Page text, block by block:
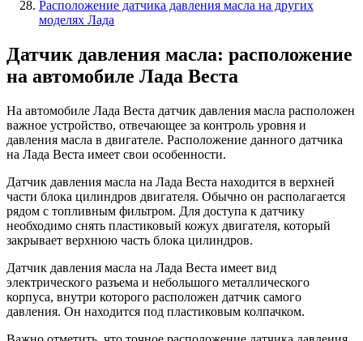
Расположение датчика давления масла на других
моделях Лада
Датчик давления масла: расположение
на автомобиле Лада Веста
На автомобиле Лада Веста датчик давления масла расположен
важное устройство, отвечающее за контроль уровня и
давления масла в двигателе. Расположение данного датчика
на Лада Веста имеет свои особенности.
Датчик давления масла на Лада Веста находится в верхней
части блока цилиндров двигателя. Обычно он располагается
рядом с топливным фильтром. Для доступа к датчику
необходимо снять пластиковый кожух двигателя, который
закрывает верхнюю часть блока цилиндров.
Датчик давления масла на Лада Веста имеет вид
электрического разъема и небольшого металлического
корпуса, внутри которого расположен датчик самого
давления. Он находится под пластиковым колпачком.